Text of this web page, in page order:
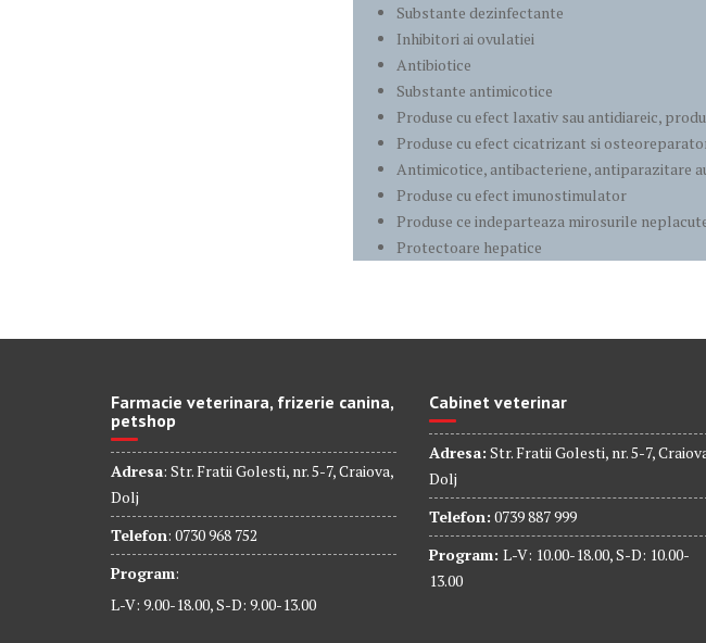
Substante dezinfectante
Inhibitori ai ovulatiei
Antibiotice
Substante antimicotice
Produse cu efect laxativ sau antidiareic,
Produse cu efect cicatrizant si
Antimicotice, antibacteriene, antiparazitare
Produse cu efect imunostimulator
Produse ce indeparteaza mirosurile
Protectoare hepatice
Farmacie veterinara, frizerie canina,
petshop
Adresa: Str. Fratii Golesti, nr. 5-7, Craiova,
Dolj
Telefon: 0730 968 752
Program:
L-V: 9.00-18.00, S-D: 9.00-13.00
Cabinet veterinar
Adresa: Str. Fratii Golesti, nr. 5-7,
Dolj
Telefon: 0739 887 999
Program: L-V: 10.00-18.00, S-D: 10.00-
13.00